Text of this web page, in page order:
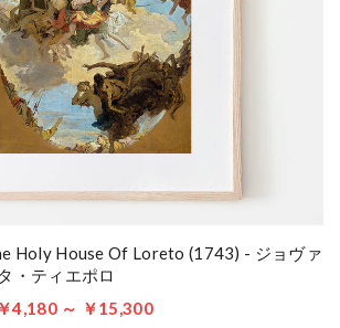
Holy House Of Loreto (1743) - ジョヴァ
・ティエポロ
￥4,180 ～ ￥15,300